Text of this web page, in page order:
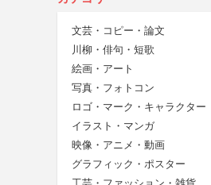
文芸・コピー・論文
川柳・俳句・短歌
絵画・アート
写真・フォトコン
ロゴ・マーク・キャラクター
イラスト・マンガ
映像・アニメ・動画
グラフィック・ポスター